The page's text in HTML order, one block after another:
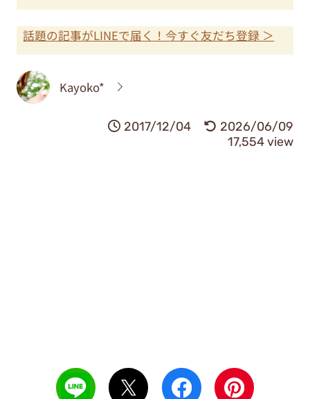
話題の記事がLINEで届く！今すぐ友だち登録 ＞
Kayoko*
2017/12/04
2026/06/09
17,554 view